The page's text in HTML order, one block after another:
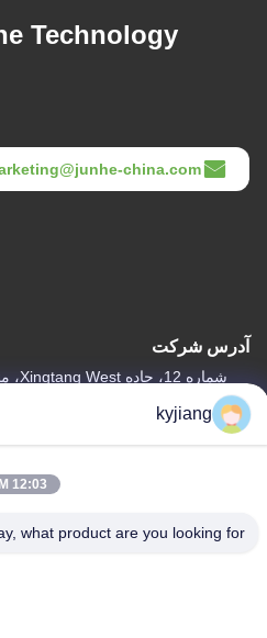
Technology
china.com
آدرس شرکت
آدرس کارخانه
تلفن
kyjiang
12:03 PM
what product are you looking for?